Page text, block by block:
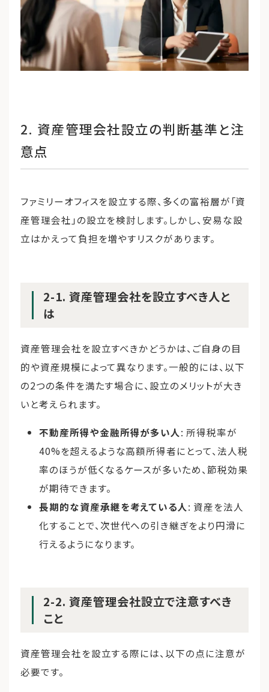
2. 資産管理会社設立の判断基準と注
意点
ファミリーオフィスを設立する際、多くの富裕層が「資
産管理会社」の設立を検討します。しかし、安易な設
立はかえって負担を増やすリスクがあります。
2-1. 資産管理会社を設立すべき人と
は
資産管理会社を設立すべきかどうかは、ご自身の目
的や資産規模によって異なります。一般的には、以下
の2つの条件を満たす場合に、設立のメリットが大き
いと考えられます。
不動産所得や金融所得が多い人: 所得税率が
40%を超えるような高額所得者にとって、法人税
率のほうが低くなるケースが多いため、節税効果
が期待できます。
長期的な資産承継を考えている人: 資産を法人
化することで、次世代への引き継ぎをより円滑に
行えるようになります。
2-2. 資産管理会社設立で注意すべき
こと
資産管理会社を設立する際には、以下の点に注意が
必要です。